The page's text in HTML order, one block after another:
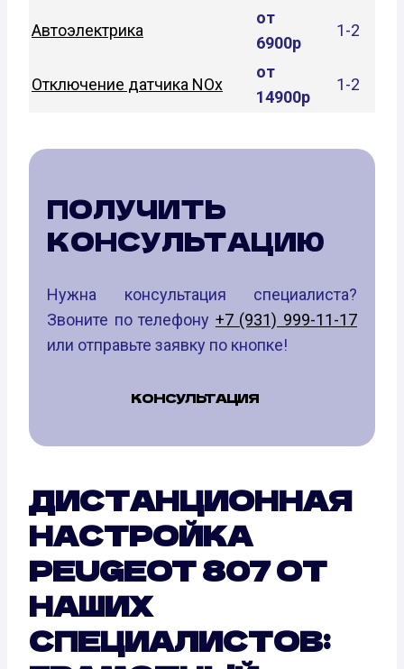
Автоэлектрика
от
6900р
1-2
Отключение датчика NOx
от
14900р
1-2
ПОЛУЧИТЬ
КОНСУЛЬТАЦИЮ
Нужна консультация специалиста?
Звоните по телефону +7 (931) 999-11-17
или отправьте заявку по кнопке!
КОНСУЛЬТАЦИЯ
ДИСТАНЦИОННАЯ
НАСТРОЙКА
PEUGEOT 807 ОТ
НАШИХ
СПЕЦИАЛИСТОВ: